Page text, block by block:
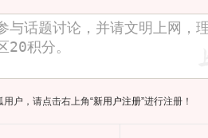
户，请点击右上角“新用户注册”进行注册！